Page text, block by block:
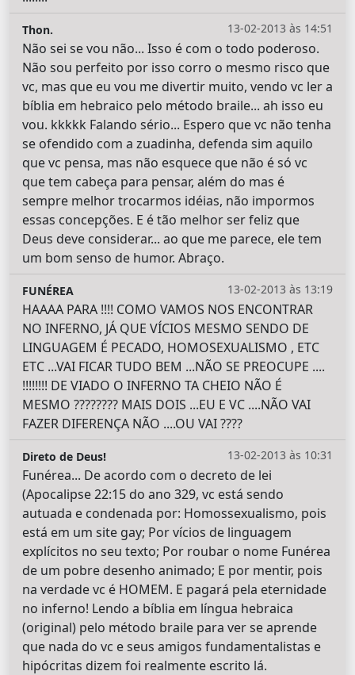
13-02-2013 às 14:51
Thon.
Não sei se vou não... Isso é com o todo poderoso.
Não sou perfeito por isso corro o mesmo risco que
vc, mas que eu vou me divertir muito, vendo vc ler a
bíblia em hebraico pelo método braile... ah isso eu
vou. kkkkk Falando sério... Espero que vc não tenha
se ofendido com a zuadinha, defenda sim aquilo
que vc pensa, mas não esquece que não é só vc
que tem cabeça para pensar, além do mas é
sempre melhor trocarmos idéias, não impormos
essas concepções. E é tão melhor ser feliz que
Deus deve considerar... ao que me parece, ele tem
um bom senso de humor. Abraço.
13-02-2013 às 13:19
FUNÉREA
HAAAA PARA !!!! COMO VAMOS NOS ENCONTRAR
NO INFERNO, JÁ QUE VÍCIOS MESMO SENDO DE
LINGUAGEM É PECADO, HOMOSEXUALISMO , ETC
ETC ...VAI FICAR TUDO BEM ...NÃO SE PREOCUPE ....
!!!!!!!! DE VIADO O INFERNO TA CHEIO NÃO É
MESMO ???????? MAIS DOIS ...EU E VC ....NÃO VAI
FAZER DIFERENÇA NÃO ....OU VAI ????
13-02-2013 às 10:31
Direto de Deus!
Funérea... De acordo com o decreto de lei
(Apocalipse 22:15 do ano 329, vc está sendo
autuada e condenada por: Homossexualismo, pois
está em um site gay; Por vícios de linguagem
explícitos no seu texto; Por roubar o nome Funérea
de um pobre desenho animado; E por mentir, pois
na verdade vc é HOMEM. E pagará pela eternidade
no inferno! Lendo a bíblia em língua hebraica
(original) pelo método braile para ver se aprende
que nada do vc e seus amigos fundamentalistas e
hipócritas dizem foi realmente escrito lá.